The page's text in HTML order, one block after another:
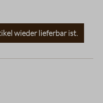
wieder lieferbar ist.